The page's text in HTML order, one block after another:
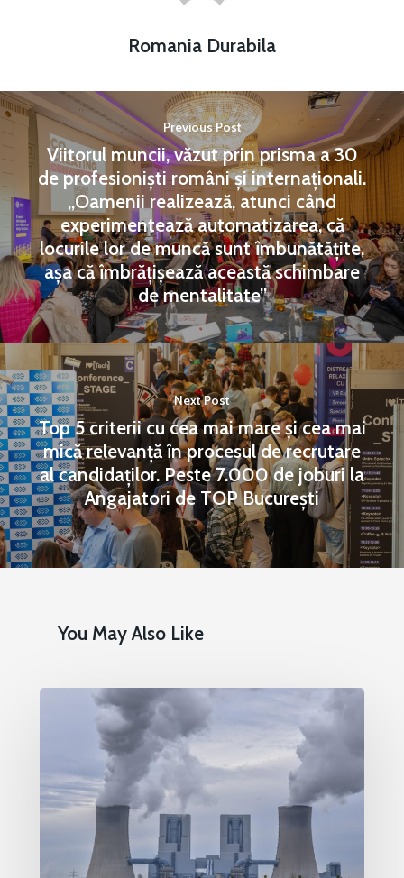
Romania Durabila
Previous Post
Viitorul muncii, văzut prin prisma a 30
de profesioniști români și internaționali.
„Oamenii realizează, atunci când
experimentează automatizarea, că
locurile lor de muncă sunt îmbunătățite,
așa că îmbrățișează această schimbare
de mentalitate”
Next Post
Top 5 criterii cu cea mai mare și cea mai
mică relevanță în procesul de recrutare
al candidaților. Peste 7.000 de joburi la
Angajatori de TOP București
You May Also Like